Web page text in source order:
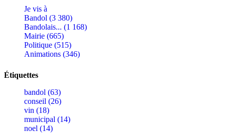
Je vis à
Bandol (3 380)
Bandolais... (1 168)
Mairie (665)
Politique (515)
Animations (346)
Étiquettes
bandol (63)
conseil (26)
vin (18)
municipal (14)
noel (14)